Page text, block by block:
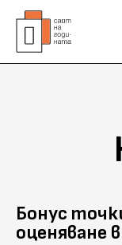
Бонус
оценяване